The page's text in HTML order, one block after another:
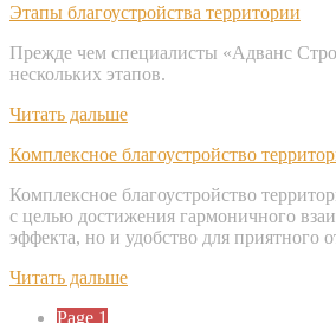
Этапы благоустройства территории
Прежде чем специалисты «Адванс
нескольких этапов.
Читать дальше
Комплексное благоустройство
Комплексное благоустройство
с целью достижения гармоничного
эффекта, но и удобство для приятного
Читать дальше
Page 1